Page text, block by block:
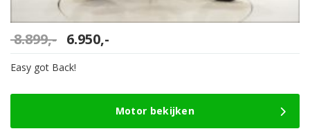
8.899,- Oorspronkelijke
prijs
was:
6.950,-
prijs
Easy got Back!
Motor bekijken